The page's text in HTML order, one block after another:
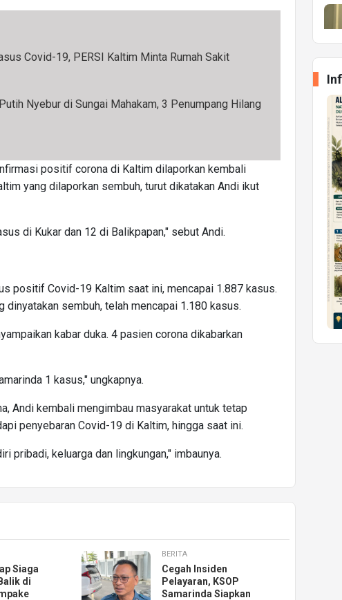
Covid-19, PERSI Kaltim Minta Rumah Sakit
Nyebur di Sungai Mahakam, 3 Penumpang Hilang
positif corona di Kaltim dilaporkan kembali
yang dilaporkan sembuh, turut dikatakan Andi ikut
di Kukar dan 12 di Balikpapan," sebut Andi.
positif Covid-19 Kaltim saat ini, mencapai 1.887 kasus.
dinyatakan sembuh, telah mencapai 1.180 kasus.
kabar duka. 4 pasien corona dikabarkan
1 kasus," ungkapnya.
Andi kembali mengimbau masyarakat untuk tetap
penyebaran Covid-19 di Kaltim, hingga saat ini.
pribadi, keluarga dan lingkungan," imbaunya.
Siaga
di
BERITA
Cegah Insiden
Pelayaran, KSOP
Samarinda Siapkan